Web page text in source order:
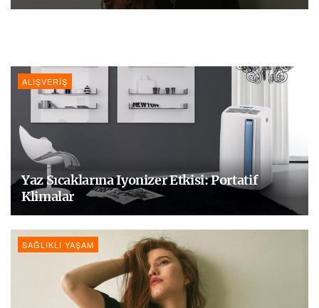
ALIŞVERIŞ
Yaz Sıcaklarına Iyonizer Etkisi: Portatif
Klimalar
SAĞLIKLI YAŞAM